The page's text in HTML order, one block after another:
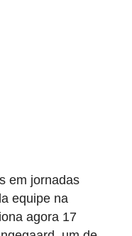
em jornadas
equipe na
agora 17